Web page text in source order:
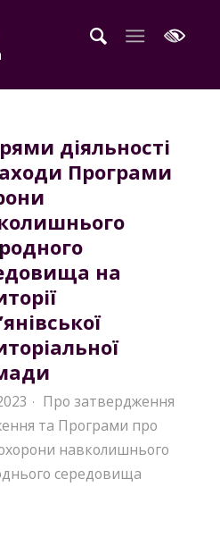
діяльності
Програми
на
· Про затвердження
та Програми про
навколишнього
середовища